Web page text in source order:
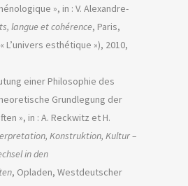
», in : V. Alexandre-
langue et cohérence, Paris,
L’univers esthétique »), 2010,
einer Philosophie des
Grundlegung der
», in : A. Reckwitz et H.
Konstruktion, Kultur –
in den
, Opladen, Westdeutscher